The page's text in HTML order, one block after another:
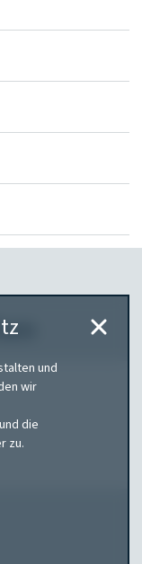
und
wir
die
zu.